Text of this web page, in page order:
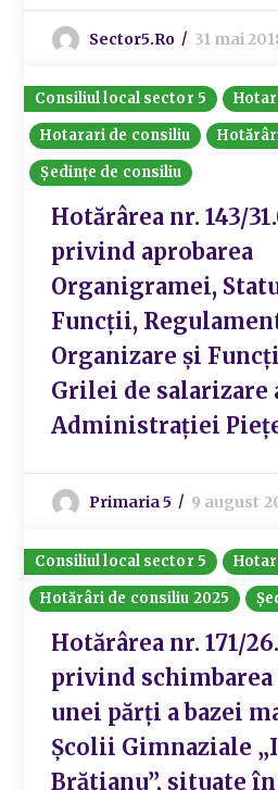
Sector5.ro 31 mai
Consiliul local sector 5
Hotarari de consiliu
Ședințe de consiliu
Hotărârea nr. 143/
privind aprobarea
Organigramei,
Funcții,
Organizare și
Grilei de salarizare
Administrației
Primaria 5 9 august
Consiliul local sector 5
Hotărâri de consiliu 2025
Hotărârea nr. 171/
privind
unei părți a bazei
Școlii Gimnaziale
Brătianu”, situate în